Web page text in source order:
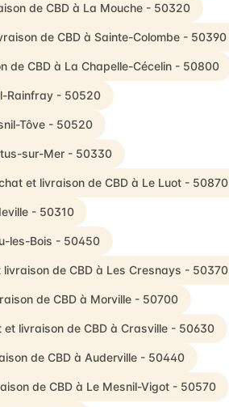
de CBD à La Mouche - 50320
de CBD à Sainte-Colombe - 50390
de CBD à La Chapelle-Cécelin - 50800
Rainfray - 50520
Tôve - 50520
sur-Mer - 50330
et livraison de CBD à Le Luot - 50870
- 50310
les-Bois - 50450
livraison de CBD à Les Cresnays - 50370
de CBD à Morville - 50700
et livraison de CBD à Crasville - 50630
de CBD à Auderville - 50440
de CBD à Le Mesnil-Vigot - 50570